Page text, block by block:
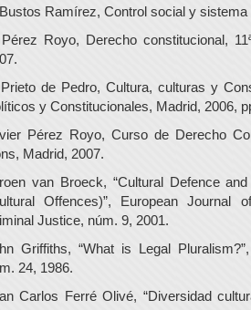
Ramírez, Control social y sistema
Royo, Derecho constitucional,
de Pedro, Cultura, culturas y
y Constitucionales, Madrid, 2006,
Pérez Royo, Curso de Derecho
Madrid, 2007.
van Broeck, “Cultural Defence
Offences)”, European Journal
Justice, núm. 9, 2001.
Griffiths, “What is Legal
24, 1986.
Carlos Ferré Olivé, “Diversidad